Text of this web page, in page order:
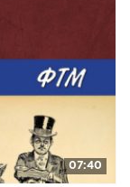
07:40